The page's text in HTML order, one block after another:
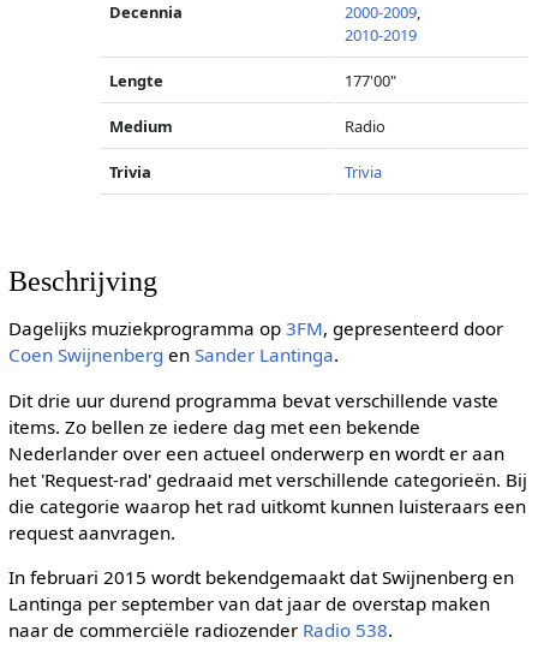
Decennia 2000-2009,
2010-2019
Lengte 177'00"
Medium Radio
Trivia Trivia
Beschrijving
Dagelijks muziekprogramma op 3FM, gepresenteerd door
Coen Swijnenberg en Sander Lantinga.
Dit drie uur durend programma bevat verschillende vaste
items. Zo bellen ze iedere dag met een bekende
Nederlander over een actueel onderwerp en wordt er aan
het 'Request-rad' gedraaid met verschillende categorieën. Bij
die categorie waarop het rad uitkomt kunnen luisteraars een
request aanvragen.
In februari 2015 wordt bekendgemaakt dat Swijnenberg en
Lantinga per september van dat jaar de overstap maken
naar de commerciële radiozender Radio 538.